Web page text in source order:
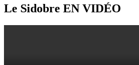
Le Sidobre EN VIDÉO